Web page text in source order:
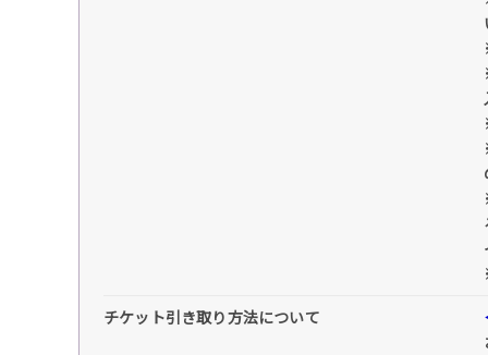
チケット引き取り方法について